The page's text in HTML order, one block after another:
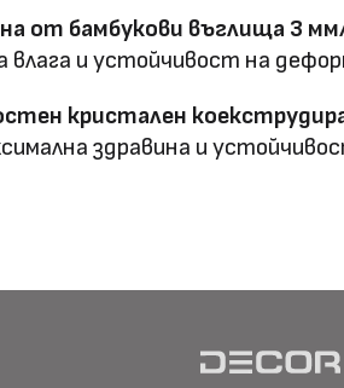
Фрезовано снаждане /
профил
HD Принтирани
\\
от бамбукови въглища 3
влага и устойчивост на
кристален
здравина и